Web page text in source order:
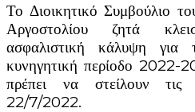
Το Διοικητικό Συμβούλιο
Αργοστολίου ζητά
ασφαλιστική κάλυψη
κυνηγητική περίοδο 2022-
πρέπει να στείλουν
22/7/2022.